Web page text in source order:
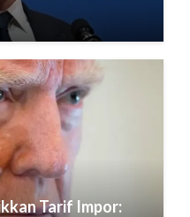
Tarif Impor: